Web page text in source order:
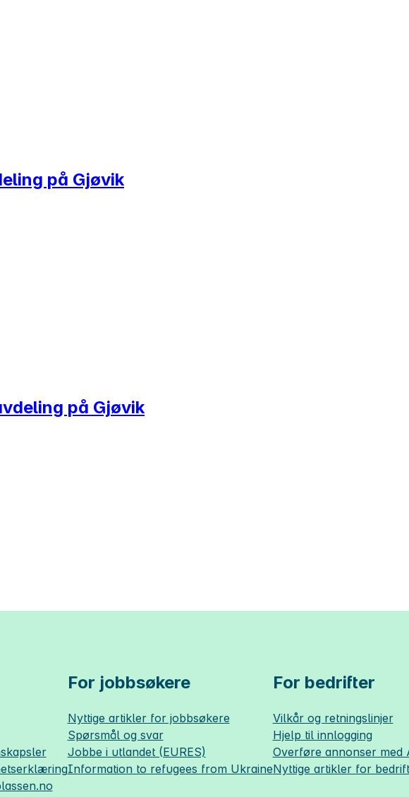
på Gjøvik
på Gjøvik
For jobbsøkere
Nyttige artikler for jobbsøkere
Spørsmål og svar
Jobbe i utlandet (EURES)
Information to refugees from Ukraine
For bedrifter
Vilkår og retningslinjer
Hjelp til innlogging
Overføre annonser med
Nyttige artikler for